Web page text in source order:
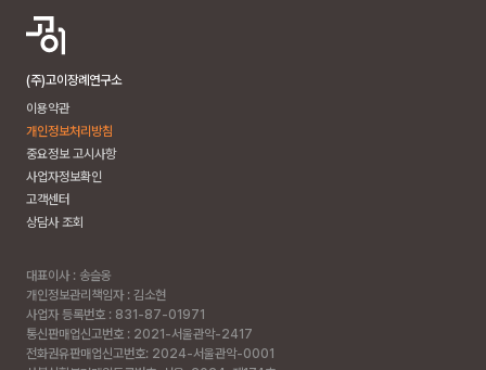
(주)고이장례연구소
이용약관
개인정보처리방침
중요정보 고시사항
사업자정보확인
고객센터
상담사 조회
대표이사 : 송슬옹
개인정보관리책임자 : 김소현
사업자 등록번호 : 831-87-01971
통신판매업신고번호 : 2021-서울관악-2417
전화권유판매업신고번호: 2024-서울관악-0001